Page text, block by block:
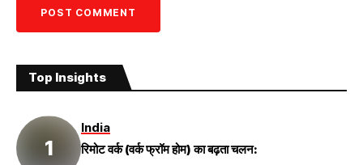
Top Insights
India
रिमोट वर्क (वर्क फ्रॉम होम) का बढ़ता चलन: